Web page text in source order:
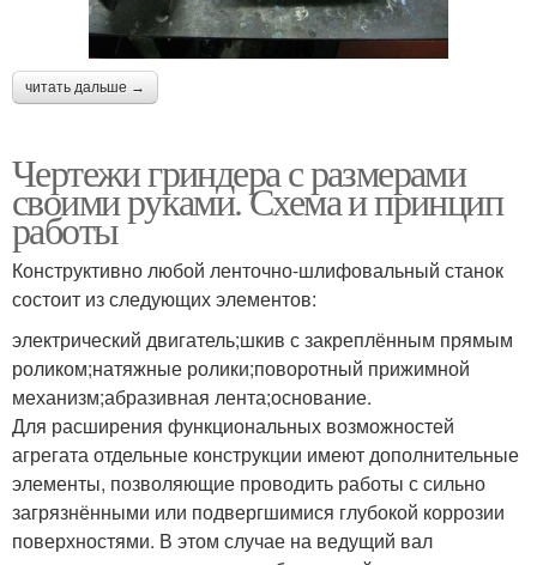
читать дальше →
Чертежи гриндера с размерами
своими руками. Схема и принцип
работы
Конструктивно любой ленточно-шлифовальный станок
состоит из следующих элементов:
электрический двигатель;шкив с закреплённым прямым
роликом;натяжные ролики;поворотный прижимной
механизм;абразивная лента;основание.
Для расширения функциональных возможностей
агрегата отдельные конструкции имеют дополнительные
элементы, позволяющие проводить работы с сильно
загрязнёнными или подвергшимися глубокой коррозии
поверхностями. В этом случае на ведущий вал